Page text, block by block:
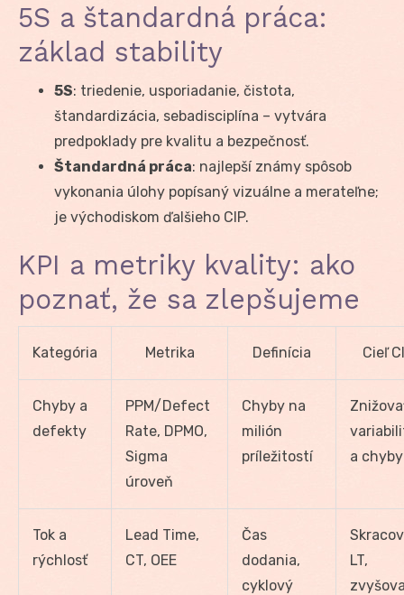
5S a štandardná práca:
základ stability
5S: triedenie, usporiadanie, čistota,
štandardizácia, sebadisciplína – vytvára
predpoklady pre kvalitu a bezpečnosť.
Štandardná práca: najlepší známy spôsob
vykonania úlohy popísaný vizuálne a merateľne;
je východiskom ďalšieho CIP.
KPI a metriky kvality: ako
poznať, že sa zlepšujeme
Kategória Metrika Definícia Cieľ
Chyby a
defekty
PPM/Defect
Rate, DPMO,
Sigma
úroveň
Chyby na
milión
príležitostí
a chyby
Tok a
rýchlosť
Lead Time,
CT, OEE
Čas
dodania,
cyklový
LT,